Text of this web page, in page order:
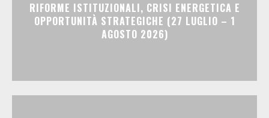
RIFORME ISTITUZIONALI, CRISI ENERGETICA E
OPPORTUNITÀ STRATEGICHE (27 LUGLIO – 1
AGOSTO 2026)